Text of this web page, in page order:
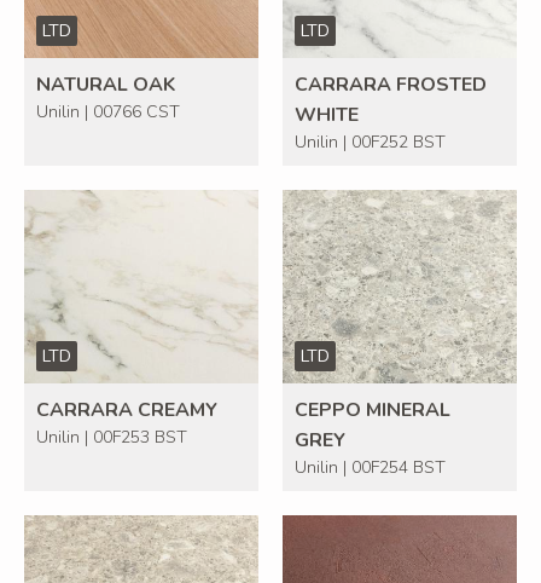
LTD
NATURAL OAK
Unilin | 00766 CST
LTD
CARRARA FROSTED
WHITE
Unilin | 00F252 BST
LTD
CARRARA CREAMY
Unilin | 00F253 BST
LTD
CEPPO MINERAL
GREY
Unilin | 00F254 BST